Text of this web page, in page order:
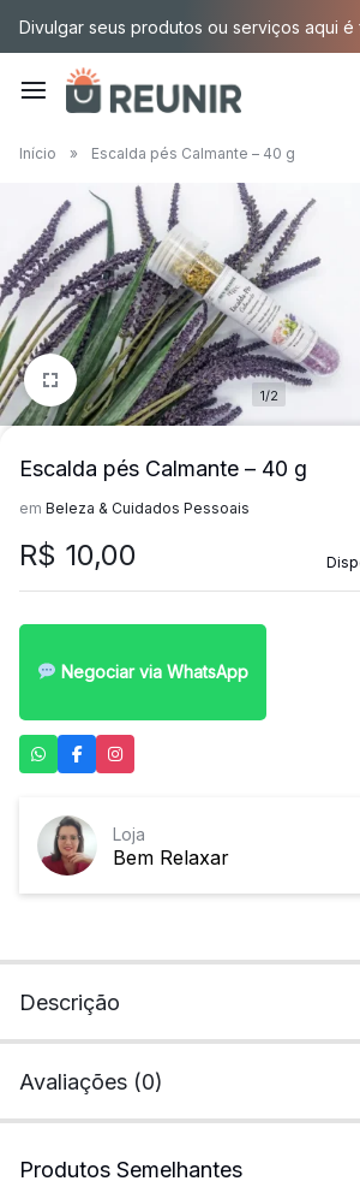
conteúdo
Divulgar seus produtos ou serviços aqui
a
tecnologia
oportunizando
trabalho
decente
para
quem
mais
precisa!
Início » Escalda pés Calmante – 40 g
1/2
Escalda pés Calmante – 40 g
em Beleza & Cuidados Pessoais
R$ 10,00
Negociar via WhatsApp
Bem Relaxar
Loja
Descrição
Avaliações (0)
Produtos Semelhantes